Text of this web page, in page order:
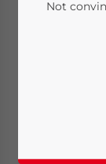
Le province
Not